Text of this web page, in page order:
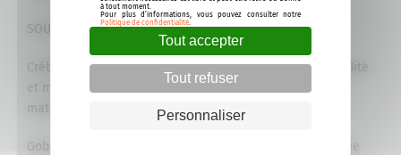
SOURCES :
Crébassa V., Roucaute T., Guex J.J, Allaert F.A (2014). Hérédité
et maladie veineuse : la fin du dogme de l’hérédité
maternelle dominante ? Phlébologie (67;3;p.13-21)
Gobin J.P., Rastel D., Lun B.(2017). Traitement de la maladie
à tout moment.
Pour plus d’informations, vous pouvez consulter notre
Politique de confidentialité
Tout accepter
Tout refuser
Personnaliser